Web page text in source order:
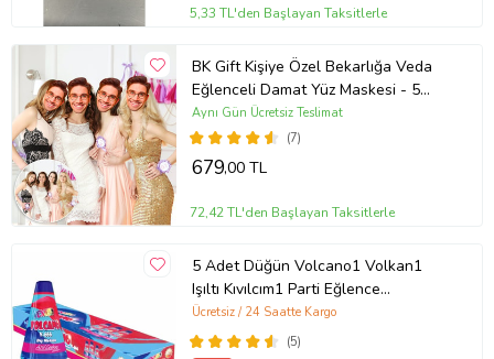
5,33 TL'den Başlayan Taksitlerle
BK Gift Kişiye Özel Bekarlığa Veda
Eğlenceli Damat Yüz Maskesi - 5
adet
(7)
Aynı Gün Ücretsiz Teslimat
679,00 TL
72,42 TL'den Başlayan Taksitlerle
5 Adet Düğün Volcano1 Volkan1
Işıltı Kıvılcım1 Parti Eğlence
Malzemeleri Gelin Yolu İç Ve Dış
Mekan İçin Dumansız
(5)
Ücretsiz / 24 Saatte Kargo